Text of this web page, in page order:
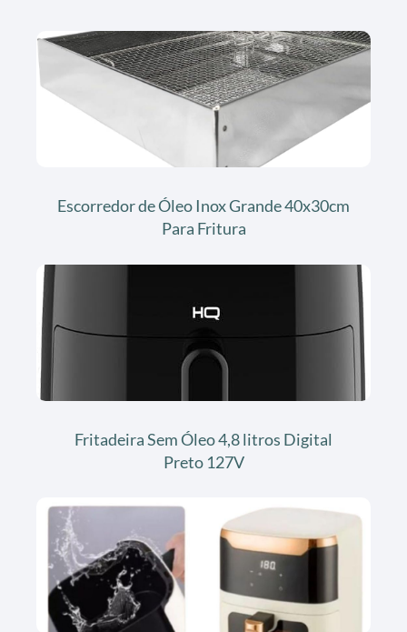
Escorredor de Óleo Inox Grande 40x30cm
Para Fritura
Fritadeira Sem Óleo 4,8 litros Digital
Preto 127V